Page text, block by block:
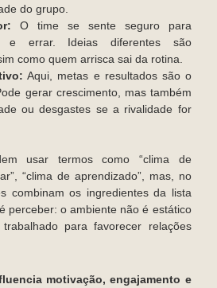
do grupo.
O time se sente seguro para
e errar. Ideias diferentes são
como quem arrisca sai da rotina.
Aqui, metas e resultados são o
gerar crescimento, mas também
ou desgastes se a rivalidade for
usar termos como “clima de
“clima de aprendizado”, mas, no
combinam os ingredientes da lista
perceber: o ambiente não é estático
para favorecer relações
motivação, engajamento e